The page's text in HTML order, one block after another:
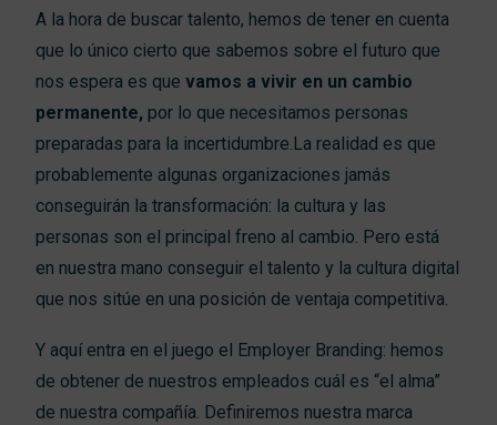
A la hora de buscar talento, hemos de tener en cuenta
que lo único cierto que sabemos sobre el futuro que
nos espera es que vamos a vivir en un cambio
permanente, por lo que necesitamos personas
preparadas para la incertidumbre.La realidad es que
probablemente algunas organizaciones jamás
conseguirán la transformación: la cultura y las
personas son el principal freno al cambio. Pero está
en nuestra mano conseguir el talento y la cultura digital
que nos sitúe en una posición de ventaja competitiva.
Y aquí entra en el juego el Employer Branding: hemos
de obtener de nuestros empleados cuál es “el alma”
de nuestra compañía. Definiremos nuestra marca